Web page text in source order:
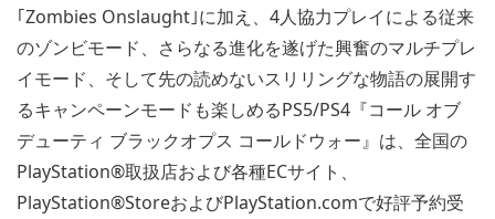
｢Zombies Onslaught｣に加え、4人協力プレイによる従来
のゾンビモード、さらなる進化を遂げた興奮のマルチプレ
イモード、そして先の読めないスリリングな物語の展開す
るキャンペーンモードも楽しめるPS5/PS4『コール オブ
デューティ ブラックオプス コールドウォー』は、全国の
PlayStation®取扱店および各種ECサイト、
PlayStation®StoreおよびPlayStation.comで好評予約受